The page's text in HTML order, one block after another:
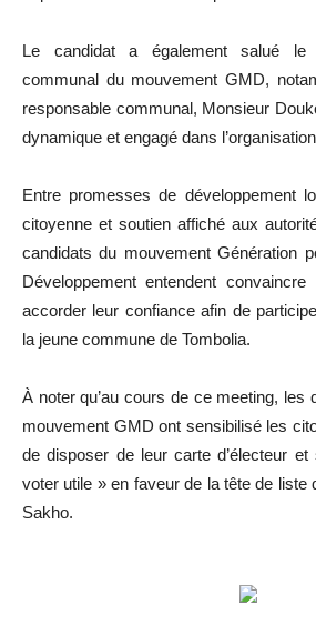
Le candidat a également salué le
communal du mouvement GMD,
responsable communal, Monsieur
dynamique et engagé dans
Entre promesses de développement
citoyenne et soutien affiché aux
candidats du mouvement Génération
Développement entendent
accorder leur confiance afin de
la jeune commune de Tombolia.
À noter qu’au cours de ce meeting, les
mouvement GMD ont sensibilisé les
de disposer de leur carte d’électeur
voter utile » en faveur de la tête de liste
Sakho.